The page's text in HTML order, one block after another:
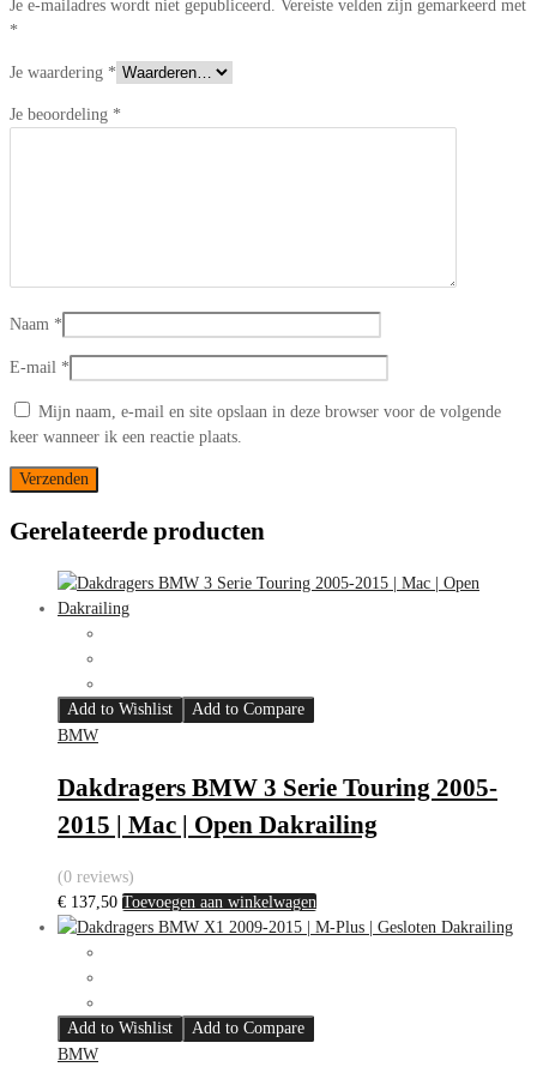
Je e-mailadres wordt niet gepubliceerd. Vereiste velden zijn gemarkeerd met
*
Je waardering *
Je beoordeling *
Naam *
E-mail *
Mijn naam, e-mail en site opslaan in deze browser voor de volgende
keer wanneer ik een reactie plaats.
Gerelateerde producten
Add to Wishlist
Add to Compare
BMW
Dakdragers BMW 3 Serie Touring 2005-
2015 | Mac | Open Dakrailing
(0 reviews)
€ 137,50 Toevoegen aan winkelwagen
Add to Wishlist
Add to Compare
BMW